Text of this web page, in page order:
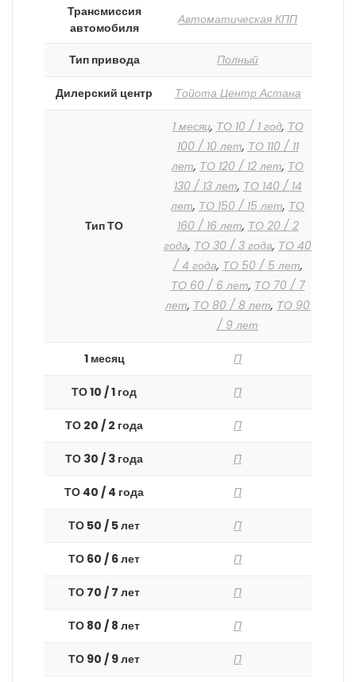
Трансмиссия
автомобиля
Автоматическая КПП
Тип привода Полный
Дилерский центр Тойота Центр Астана
Тип ТО
1 месяц, ТО 10 / 1 год, ТО
100 / 10 лет, ТО 110 / 11
лет, ТО 120 / 12 лет, ТО
130 / 13 лет, ТО 140 / 14
лет, ТО 150 / 15 лет, ТО
160 / 16 лет, ТО 20 / 2
года, ТО 30 / 3 года, ТО 40
/ 4 года, ТО 50 / 5 лет,
ТО 60 / 6 лет, ТО 70 / 7
лет, ТО 80 / 8 лет, ТО 90
/ 9 лет
1 месяц П
ТО 10 / 1 год П
ТО 20 / 2 года П
ТО 30 / 3 года П
ТО 40 / 4 года П
ТО 50 / 5 лет П
ТО 60 / 6 лет П
ТО 70 / 7 лет П
ТО 80 / 8 лет П
ТО 90 / 9 лет П